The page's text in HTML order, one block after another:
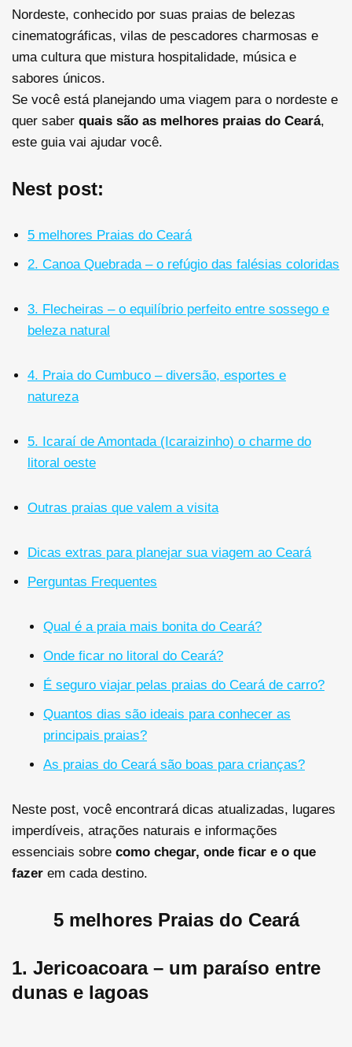
Nordeste, conhecido por suas praias de belezas
cinematográficas, vilas de pescadores charmosas e
uma cultura que mistura hospitalidade, música e
sabores únicos.
Se você está planejando uma viagem para o nordeste e
quer saber quais são as melhores praias do Ceará,
este guia vai ajudar você.
Nest post:
5 melhores Praias do Ceará
2. Canoa Quebrada – o refúgio das falésias coloridas
3. Flecheiras – o equilíbrio perfeito entre sossego e
beleza natural
4. Praia do Cumbuco – diversão, esportes e
natureza
5. Icaraí de Amontada (Icaraizinho) o charme do
litoral oeste
Outras praias que valem a visita
Dicas extras para planejar sua viagem ao Ceará
Perguntas Frequentes
Qual é a praia mais bonita do Ceará?
Onde ficar no litoral do Ceará?
É seguro viajar pelas praias do Ceará de carro?
Quantos dias são ideais para conhecer as
principais praias?
As praias do Ceará são boas para crianças?
Neste post, você encontrará dicas atualizadas, lugares
imperdíveis, atrações naturais e informações
essenciais sobre como chegar, onde ficar e o que
fazer em cada destino.
5 melhores Praias do Ceará
1. Jericoacoara – um paraíso entre
dunas e lagoas